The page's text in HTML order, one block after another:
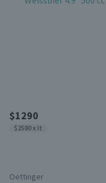
$1290
$2580 x lt
Oettinger